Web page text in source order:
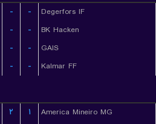
- -
Degerfors IF
- -
BK Hacken
- -
GAIS
- - Kalmar FF
۲ ۱
America Mineiro MG